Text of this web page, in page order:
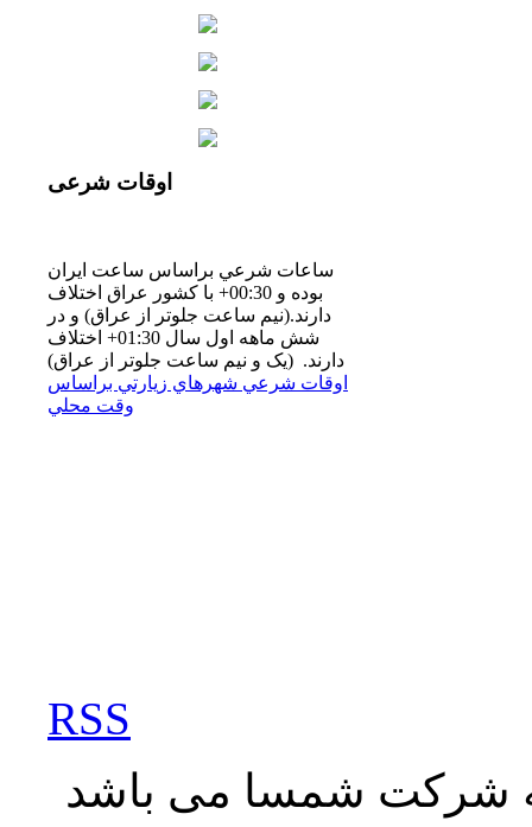
اوقات شرعی
ساعات شرعي براساس ساعت ايران
بوده و 00:30+ با كشور عراق اختلاف
دارند.(نيم ساعت جلوتر از عراق) و در
شش ماهه اول سال 01:30+ اختلاف
دارند. (یک و نیم ساعت جلوتر از عراق)
اوقات شرعي شهرهاي زيارتي براساس
وقت محلي
RSS
شرکت شمسا می باشد